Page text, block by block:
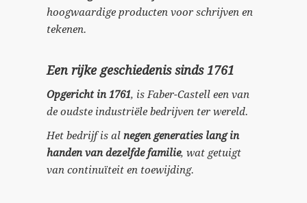
hoogwaardige producten voor schrijven en
tekenen.
Een rijke geschiedenis sinds 1761
Opgericht in 1761, is Faber-Castell een van
de oudste industriële bedrijven ter wereld.
Het bedrijf is alnegen generaties lang in
handen van dezelfde familie, wat getuigt
van continuïteit en toewijding.